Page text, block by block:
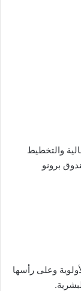
والتخطيط
برونو
وعلى رأسها